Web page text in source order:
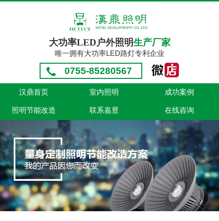
大功率LED户外照明生产厂家
唯一拥有大功率LED路灯专利企业
0755-85280567
汉鼎首页 室内照明 成功案例
照明节能改造 联系嘉昱 在线咨询